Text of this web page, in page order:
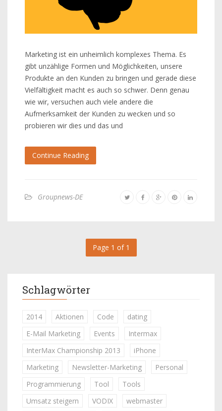
Marketing ist ein unheimlich komplexes Thema. Es
gibt unzählige Formen und Möglichkeiten, unsere
Produkte an den Kunden zu bringen und gerade diese
Vielfältigkeit macht es auch so schwer. Denn genau
wie wir, versuchen auch viele andere die
Aufmerksamkeit der Kunden zu wecken und so
probieren wir dies und das und
Continue Reading
Groupnews-DE
Page 1 of 1
Schlagwörter
2014 Aktionen Code
dating
E-Mail Marketing
Events
Intermax
InterMax Championship 2013
iPhone
Marketing
Newsletter-Marketing
Personal
Programmierung
Tool
Tools
Umsatz steigern
VODIX
webmaster